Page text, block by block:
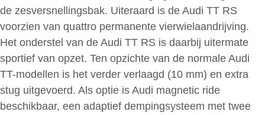
de zesversnellingsbak. Uiteraard is de Audi TT RS
voorzien van quattro permanente vierwielaandrijving.
Het onderstel van de Audi TT RS is daarbij uitermate
sportief van opzet. Ten opzichte van de normale Audi
TT-modellen is het verder verlaagd (10 mm) en extra
stug uitgevoerd. Als optie is Audi magnetic ride
beschikbaar, een adaptief dempingsysteem met twee